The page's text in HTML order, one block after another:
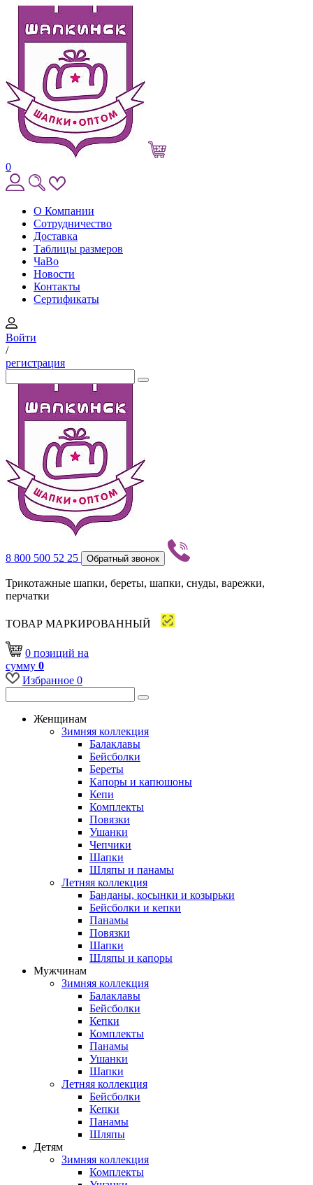
0
О Компании
Сотрудничество
Доставка
Таблицы размеров
ЧаВо
Новости
Контакты
Сертификаты
Войти
/
регистрация
8 800 500 52 25 Обратный звонок
Трикотажные шапки, береты, шапки, снуды, варежки,
перчатки
ТОВАР МАРКИРОВАННЫЙ
0 позиций на
сумму 0
Избранное 0
Женщинам
Зимняя коллекция
Балаклавы
Бейсболки
Береты
Капоры и капюшоны
Кепи
Комплекты
Повязки
Ушанки
Чепчики
Шапки
Шляпы и панамы
Летняя коллекция
Банданы, косынки и козырьки
Бейсболки и кепки
Панамы
Повязки
Шапки
Шляпы и капоры
Мужчинам
Зимняя коллекция
Балаклавы
Бейсболки
Кепки
Комплекты
Панамы
Ушанки
Шапки
Летняя коллекция
Бейсболки
Кепки
Панамы
Шляпы
Детям
Зимняя коллекция
Комплекты